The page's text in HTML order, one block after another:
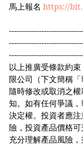
馬上報名 https://
以上推廣受條款約
限公司（下文簡稱
隨時修改或取消之
知。如有任何爭議
決定權。投資者應
險，投資產品價格
充分理解產品風險，